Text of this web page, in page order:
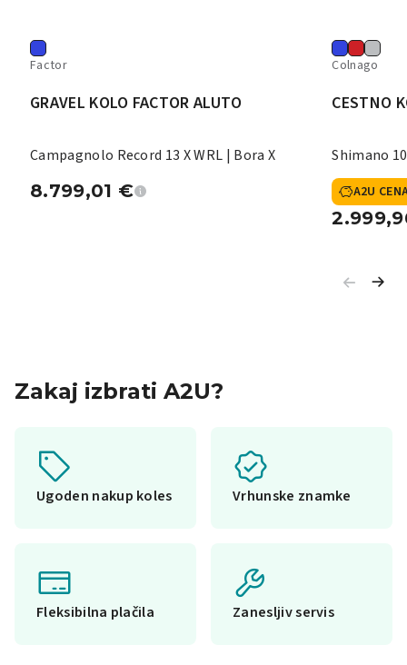
Factor
GRAVEL KOLO FACTOR ALUTO
Campagnolo Record 13 X WRL | Bora X
8.799,01 €
Colnago
CESTNO
Shimano
A2U
Zakaj izbrati A2U?
Ugoden nakup koles Vrhunske znamke
Fleksibilna plačila Zanesljiv servis